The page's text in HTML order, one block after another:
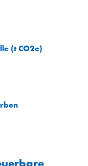
(t CO2e)